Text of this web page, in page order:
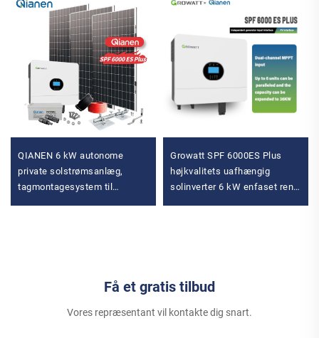
QIANEN 6 kW autonome
private solstrømsanlæg,
tagmontagesystem til
Growatt SPF 6000ES Plus
højkvalitets uafhængig
solinverter 6 kW enfaset ren
Få et gratis tilbud
Vores repræsentant vil kontakte dig snart.